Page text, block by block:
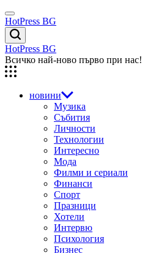
Skip
to
content
Menu
HotPress BG
Търсене
HotPress BG
Всичко най-ново първо при нас!
новини
Музика
Събития
Личности
Технологии
Интересно
Мода
Филми и сериали
Финанси
Спорт
Празници
Хотели
Интервю
Психология
Бизнес